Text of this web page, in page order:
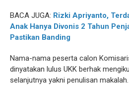
BACA JUGA: Rizki Apriyanto,
Anak Hanya Divonis 2 Tahun
Pastikan Banding
Nama-nama peserta calon
dinyatakan lulus UKK berhak
selanjutnya yakni penulisan makalah.